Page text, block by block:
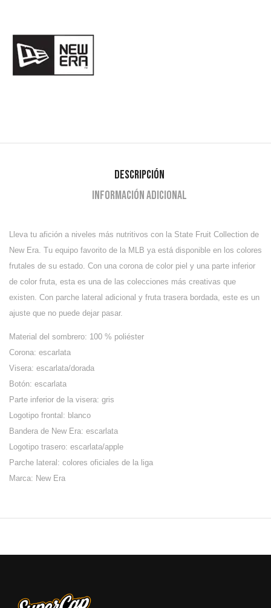
Descripción
Información adicional
Lleva tu afición a niveles más nutritivos con la State Fruit Collection de
New Era. Tu equipo favorito de la MLB ya está disponible en los colores
frutales de su estado. Con una corona de color piel y una parte inferior
de color fruta, esta es una de las colecciones más creativas que
existen. Con parche lateral adicional y fruta trasera bordada, este es un
ajuste que no puede dejar pasar.
Material del sombrero: 100 % poliéster
Corona: escarlata
Visera: escarlata/dorada
Botón: escarlata
Parte inferior de la visera: gris
Logotipo frontal: blanco
Bandera de New Era: escarlata
Logotipo trasero: escarlata/apple
Parche lateral: colores oficiales de la liga
Marca: New Era